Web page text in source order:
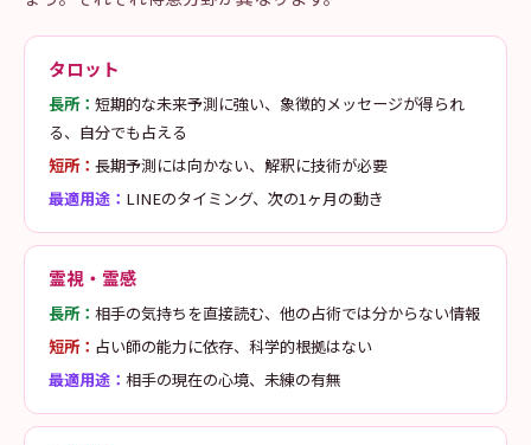
タロット
長所： 短期的な未来予測に強い、象徴的メッセージが得られ
る、自分でも占える
短所： 長期予測には向かない、解釈に技術が必要
最適用途： LINEのタイミング、次の1ヶ月の動き
霊視・霊感
長所： 相手の気持ちを直接読む、他の占術では分からない情報
短所： 占い師の能力に依存、科学的根拠はない
最適用途： 相手の現在の心境、未練の有無